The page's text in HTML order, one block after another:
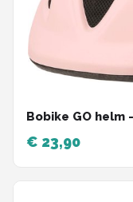
Bobike GO helm
€ 23,90